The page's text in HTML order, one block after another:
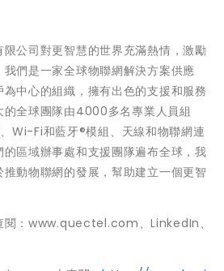
公司對更智慧的世界充滿熱情，激勵
們是一家全球物聯網解決方案供應
中心的組織，擁有出色的支援和服務
的全球團隊由4000多名專業人員組
Wi-Fi和藍牙®模組、天線和物聯網連
區域辦事處和支援團隊遍布全球，我
動物聯網的發展，幫助建立一個更智
閱：www.quectel.com、LinkedIn、